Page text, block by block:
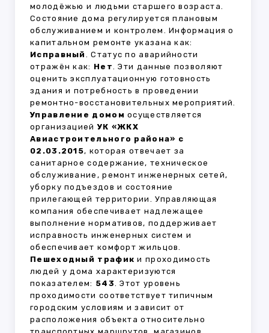
молодёжью и людьми старшего возраста.
Состояние дома регулируется плановым
обслуживанием и контролем. Информация о
капитальном ремонте указана как:
Исправный . Статус по аварийности
отражён как: Нет. Эти данные позволяют
оценить эксплуатационную готовность
здания и потребность в проведении
ремонтно-восстановительных мероприятий.
Управление домом осуществляется
организациейУК «ЖКХ
Авиастроительного района» с
02.03.2015, которая отвечает за
санитарное содержание, техническое
обслуживание, ремонт инженерных сетей,
уборку подъездов и состояние
прилегающей территории. Управляющая
компания обеспечивает надлежащее
выполнение нормативов, поддерживает
исправность инженерных систем и
обеспечивает комфорт жильцов.
Пешеходный трафик и проходимость
людей у дома характеризуются
показателем: 543. Этот уровень
проходимости соответствует типичным
городским условиям и зависит от
расположения объекта относительно